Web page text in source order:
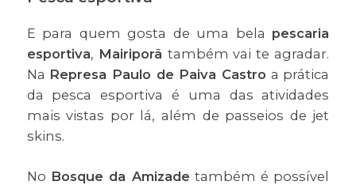
E para quem gosta de uma bela pescaria
esportiva, Mairiporã também vai te agradar.
Na Represa Paulo de Paiva Castro a prática
da pesca esportiva é uma das atividades
mais vistas por lá, além de passeios de jet
skins.
No Bosque da Amizade também é possível